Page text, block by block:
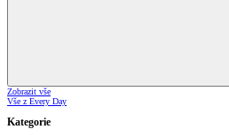
Zobrazit vše
Vše z Every Day
Kategorie